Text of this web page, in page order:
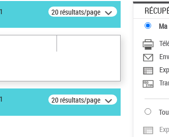
20 résultats/page
20 résultats/page